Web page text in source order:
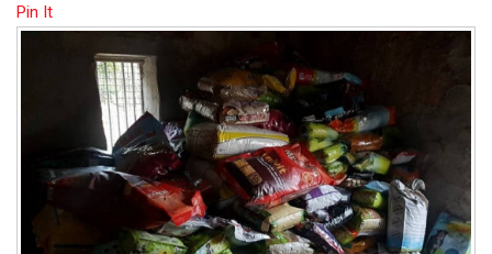
Pin It